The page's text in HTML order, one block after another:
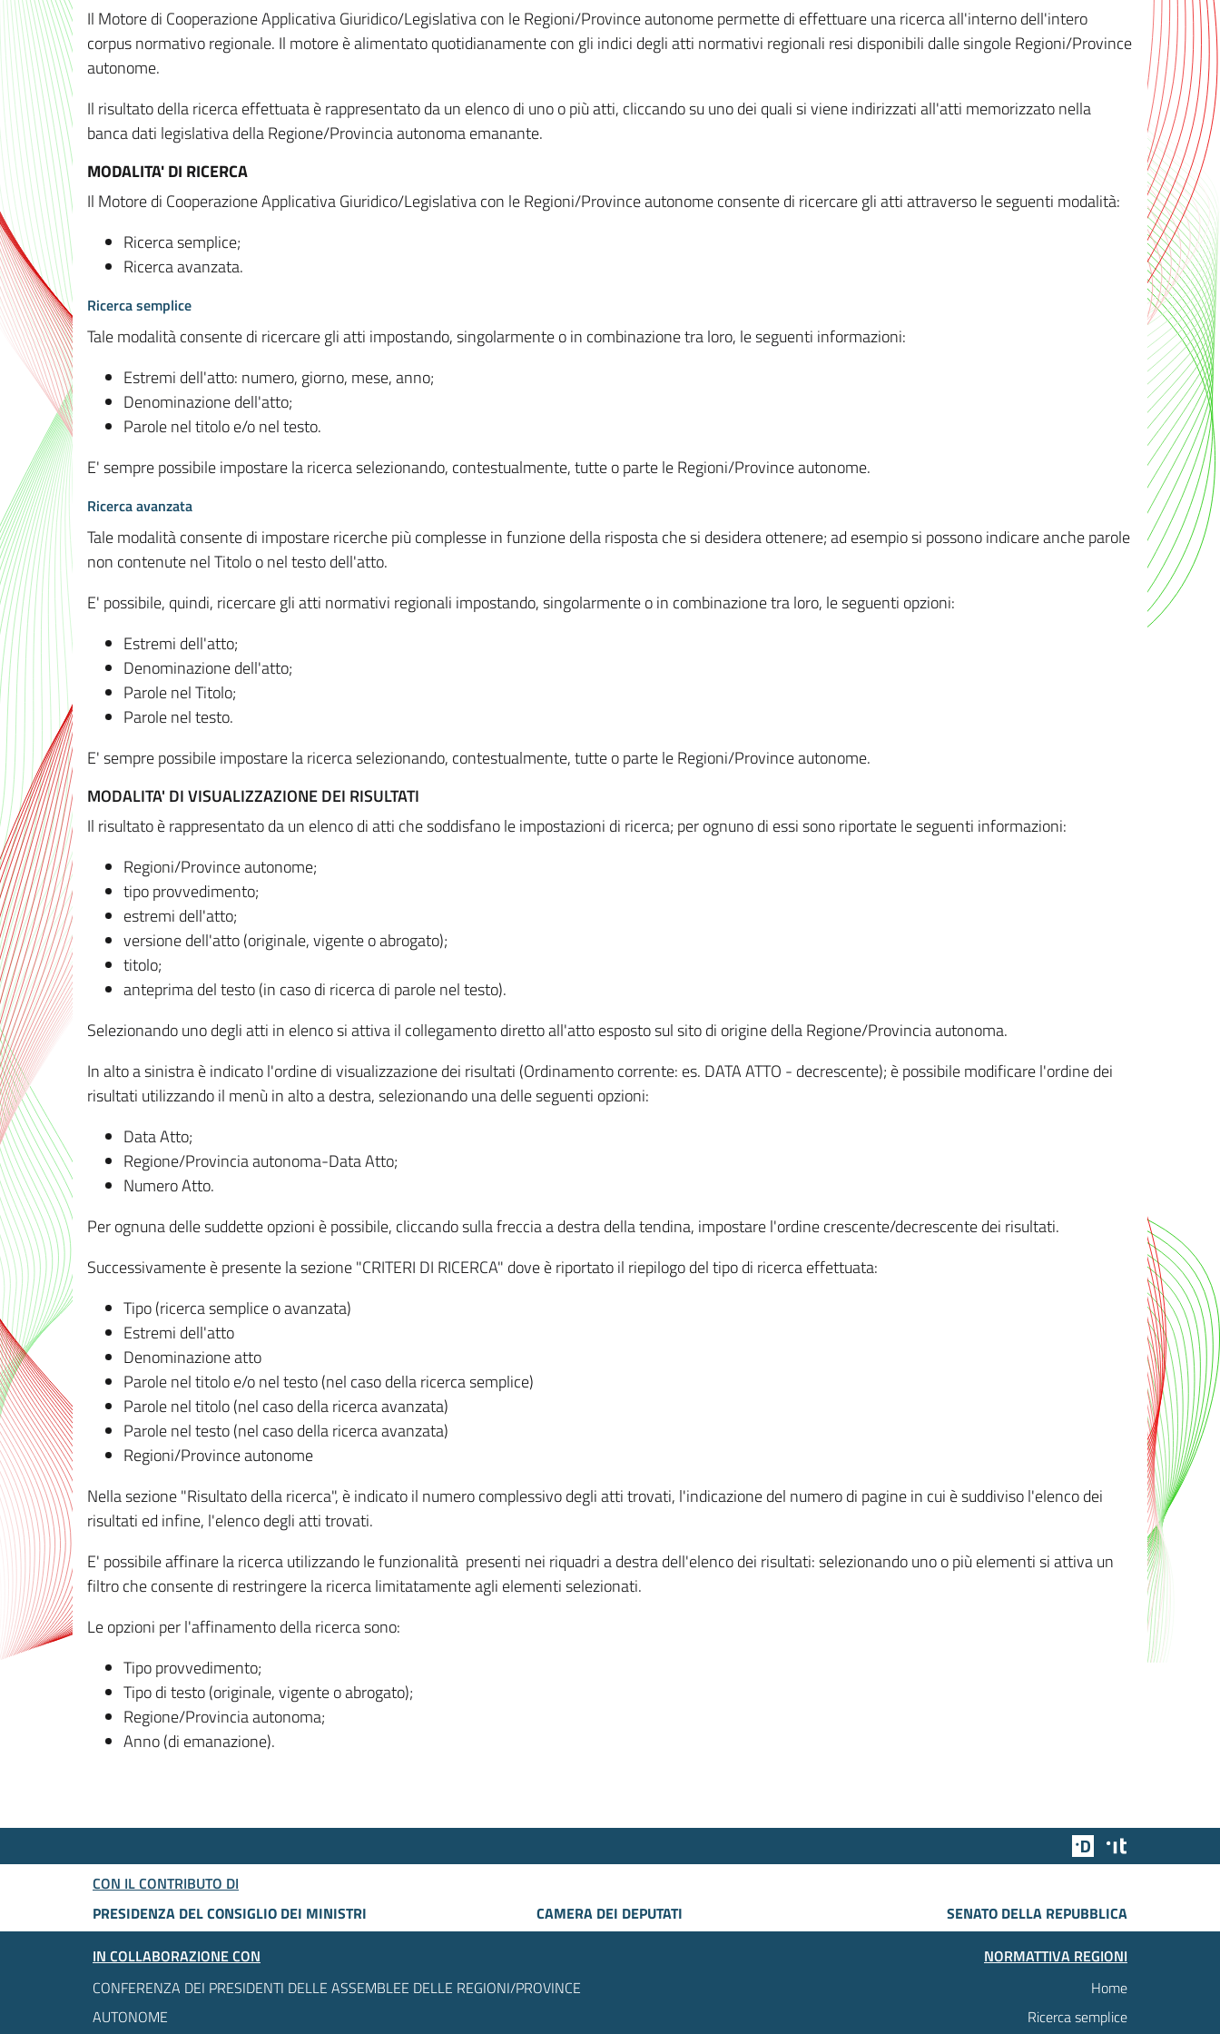
Il Motore di Cooperazione Applicativa Giuridico/Legislativa con le Regioni/Province autonome permette di effettuare una ricerca all'interno dell'intero
corpus normativo regionale. Il motore è alimentato quotidianamente con gli indici degli atti normativi regionali resi disponibili dalle singole Regioni/Province
autonome.
Il risultato della ricerca effettuata è rappresentato da un elenco di uno o più atti, cliccando su uno dei quali si viene indirizzati all'atti memorizzato nella
banca dati legislativa della Regione/Provincia autonoma emanante.
MODALITA' DI RICERCA
Il Motore di Cooperazione Applicativa Giuridico/Legislativa con le Regioni/Province autonome consente di ricercare gli atti attraverso le seguenti modalità:
Ricerca semplice;
Ricerca avanzata.
Ricerca semplice
Tale modalità consente di ricercare gli atti impostando, singolarmente o in combinazione tra loro, le seguenti informazioni:
Estremi dell'atto: numero, giorno, mese, anno;
Denominazione dell'atto;
Parole nel titolo e/o nel testo.
E' sempre possibile impostare la ricerca selezionando, contestualmente, tutte o parte le Regioni/Province autonome.
Ricerca avanzata
Tale modalità consente di impostare ricerche più complesse in funzione della risposta che si desidera ottenere; ad esempio si possono indicare anche parole
non contenute nel Titolo o nel testo dell'atto.
E' possibile, quindi, ricercare gli atti normativi regionali impostando, singolarmente o in combinazione tra loro, le seguenti opzioni:
Estremi dell'atto;
Denominazione dell'atto;
Parole nel Titolo;
Parole nel testo.
E' sempre possibile impostare la ricerca selezionando, contestualmente, tutte o parte le Regioni/Province autonome.
MODALITA' DI VISUALIZZAZIONE DEI RISULTATI
Il risultato è rappresentato da un elenco di atti che soddisfano le impostazioni di ricerca; per ognuno di essi sono riportate le seguenti informazioni:
Regioni/Province autonome;
tipo provvedimento;
estremi dell'atto;
versione dell'atto (originale, vigente o abrogato);
titolo;
anteprima del testo (in caso di ricerca di parole nel testo).
Selezionando uno degli atti in elenco si attiva il collegamento diretto all'atto esposto sul sito di origine della Regione/Provincia autonoma.
In alto a sinistra è indicato l'ordine di visualizzazione dei risultati (Ordinamento corrente: es. DATA ATTO - decrescente); è possibile modificare l'ordine dei
risultati utilizzando il menù in alto a destra, selezionando una delle seguenti opzioni:
Data Atto;
Regione/Provincia autonoma-Data Atto;
Numero Atto.
Per ognuna delle suddette opzioni è possibile, cliccando sulla freccia a destra della tendina, impostare l'ordine crescente/decrescente dei risultati.
Successivamente è presente la sezione "CRITERI DI RICERCA" dove è riportato il riepilogo del tipo di ricerca effettuata:
Tipo (ricerca semplice o avanzata)
Estremi dell'atto
Denominazione atto
Parole nel titolo e/o nel testo (nel caso della ricerca semplice)
Parole nel titolo (nel caso della ricerca avanzata)
Parole nel testo (nel caso della ricerca avanzata)
Regioni/Province autonome
Nella sezione "Risultato della ricerca", è indicato il numero complessivo degli atti trovati, l'indicazione del numero di pagine in cui è suddiviso l'elenco dei
risultati ed infine, l'elenco degli atti trovati.
E' possibile affinare la ricerca utilizzando le funzionalità presenti nei riquadri a destra dell'elenco dei risultati: selezionando uno o più elementi si attiva un
filtro che consente di restringere la ricerca limitatamente agli elementi selezionati.
Le opzioni per l'affinamento della ricerca sono:
Tipo provvedimento;
Tipo di testo (originale, vigente o abrogato);
Regione/Provincia autonoma;
Anno (di emanazione).
Team Digitale
CON IL CONTRIBUTO DI
PRESIDENZA DEL CONSIGLIO DEI MINISTRI
CAMERA DEI DEPUTATI
SENATO DELLA REPUBBLICA
IN COLLABORAZIONE CON
CONFERENZA DEI PRESIDENTI DELLE ASSEMBLEE DELLE REGIONI/PROVINCE
AUTONOME
NORMATTIVA REGIONI
Home
Ricerca semplice